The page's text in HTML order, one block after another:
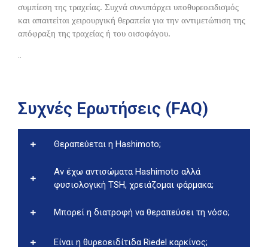
συμπίεση της τραχείας. Συχνά συνυπάρχει υποθυρεοειδισμός
και απαιτείται χειρουργική θεραπεία για την αντιμετώπιση της
απόφραξη της τραχείας ή του οισοφάγου.
..
Συχνές Ερωτήσεις (FAQ)
Θεραπεύεται η Hashimoto;
Αν έχω αντισώματα Hashimoto αλλά
φυσιολογική TSH, χρειάζομαι φάρμακα;
Μπορεί η διατροφή να θεραπεύσει τη νόσο;
Είναι η θυρεοειδίτιδα Riedel καρκίνος;